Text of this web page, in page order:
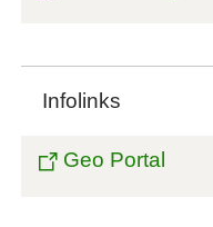
Infolinks
Geo Portal